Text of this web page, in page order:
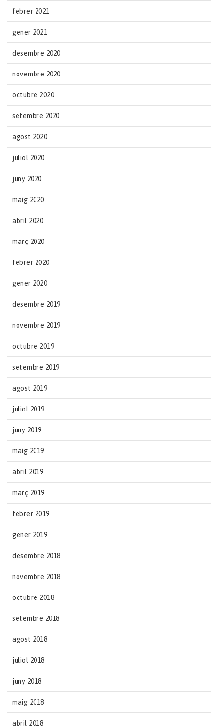
febrer 2021
gener 2021
desembre 2020
novembre 2020
octubre 2020
setembre 2020
agost 2020
juliol 2020
juny 2020
maig 2020
abril 2020
març 2020
febrer 2020
gener 2020
desembre 2019
novembre 2019
octubre 2019
setembre 2019
agost 2019
juliol 2019
juny 2019
maig 2019
abril 2019
març 2019
febrer 2019
gener 2019
desembre 2018
novembre 2018
octubre 2018
setembre 2018
agost 2018
juliol 2018
juny 2018
maig 2018
abril 2018